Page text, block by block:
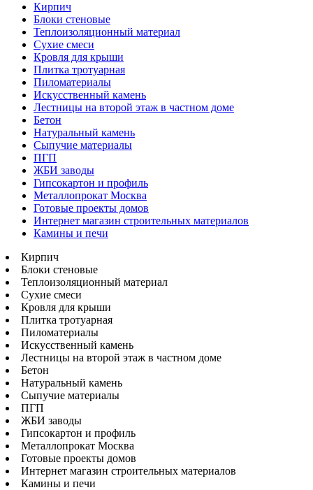
Кирпич
Блоки стеновые
Теплоизоляционный материал
Сухие смеси
Кровля для крыши
Плитка тротуарная
Пиломатериалы
Искусственный камень
Лестницы на второй этаж в частном доме
Бетон
Натуральный камень
Сыпучие материалы
ПГП
ЖБИ заводы
Гипсокартон и профиль
Металлопрокат Москва
Готовые проекты домов
Интернет магазин строительных материалов
Камины и печи
Кирпич
Блоки стеновые
Теплоизоляционный материал
Сухие смеси
Кровля для крыши
Плитка тротуарная
Пиломатериалы
Искусственный камень
Лестницы на второй этаж в частном доме
Бетон
Натуральный камень
Сыпучие материалы
ПГП
ЖБИ заводы
Гипсокартон и профиль
Металлопрокат Москва
Готовые проекты домов
Интернет магазин строительных материалов
Камины и печи